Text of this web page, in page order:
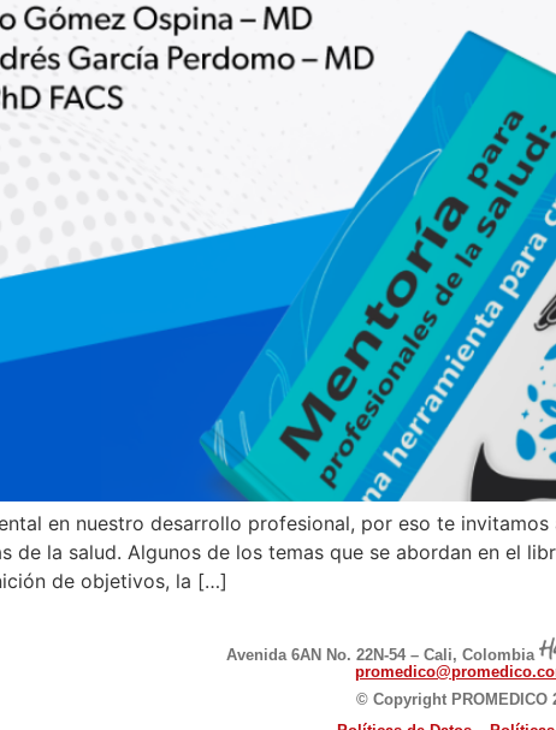
en nuestro desarrollo profesional, por eso te
de la salud. Algunos de los temas que se abordan en el
de objetivos, la […]
Avenida 6AN No. 22N-54 – Cali, Colombia
© Copyright PROMEDICO